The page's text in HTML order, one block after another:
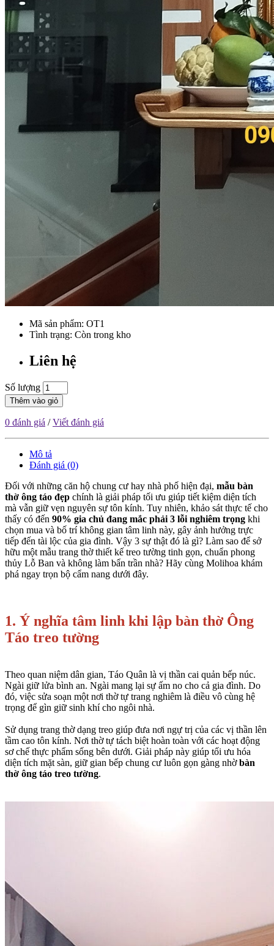
Mã sản phẩm: OT1
Tình trạng: Còn trong kho
Liên hệ
Số lượng
Thêm vào giỏ
0 đánh giá /Viết đánh giá
Mô tả
Đánh giá (0)
Đối với những căn hộ chung cư hay nhà phố hiện đại, mẫu bàn
thờ ông táo đẹp chính là giải pháp tối ưu giúp tiết kiệm diện tích
mà vẫn giữ vẹn nguyên sự tôn kính. Tuy nhiên, khảo sát thực tế cho
thấy có đến 90% gia chủ đang mắc phải 3 lỗi nghiêm trọng khi
chọn mua và bố trí không gian tâm linh này, gây ảnh hưởng trực
tiếp đến tài lộc của gia đình. Vậy 3 sự thật đó là gì? Làm sao để sở
hữu một mẫu trang thờ thiết kế treo tường tinh gọn, chuẩn phong
thủy Lỗ Ban và không làm bẩn trần nhà? Hãy cùng Molihoa khám
phá ngay trọn bộ cẩm nang dưới đây.
1. Ý nghĩa tâm linh khi lập bàn thờ Ông
Táo treo tường
Theo quan niệm dân gian, Táo Quân là vị thần cai quản bếp núc.
Ngài giữ lửa bình an. Ngài mang lại sự ấm no cho cả gia đình. Do
đó, việc sửa soạn một nơi thờ tự trang nghiêm là điều vô cùng hệ
trọng để gìn giữ sinh khí cho ngôi nhà.
Sử dụng trang thờ dạng treo giúp đưa nơi ngự trị của các vị thần lên
tầm cao tôn kính. Nơi thờ tự tách biệt hoàn toàn với các hoạt động
sơ chế thực phẩm sống bên dưới. Giải pháp này giúp tối ưu hóa
diện tích mặt sàn, giữ gian bếp chung cư luôn gọn gàng nhờbàn
thờ ông táo treo tường.